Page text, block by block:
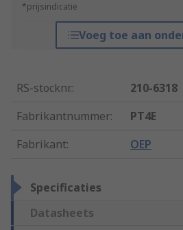
*prijsindicatie
Voeg toe aan
RS-stocknr.:
210-6318
Fabrikantnummer:
PT4E
Fabrikant: OEP
Specificaties
Datasheets